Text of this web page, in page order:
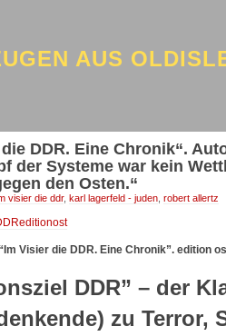
AUS
DDR. Eine Chronik“.
der Systeme war kein
den Osten.“
visier die ddr, karl lagerfeld - juden robert allertz
Visier die DDR. Eine Chronik”. edition
DDR” – der
zu Terror,